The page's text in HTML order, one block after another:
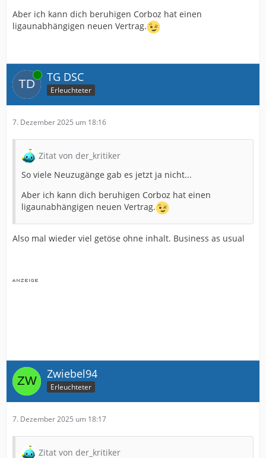
Aber ich kann dich beruhigen Corboz hat einen
ligaunabhängigen neuen Vertrag.
Online TG DSC
Erleuchteter
7. Dezember 2025 um 18:16
Zitat von der_kritiker
So viele Neuzugänge gab es jetzt ja nicht...
Aber ich kann dich beruhigen Corboz hat einen
ligaunabhängigen neuen Vertrag.
Also mal wieder viel getöse ohne inhalt. Business as usual
Zwiebel94
Erleuchteter
7. Dezember 2025 um 18:17
Zitat von der_kritiker